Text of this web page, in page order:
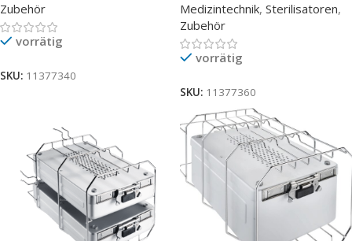
Zubehör
vorrätig
SKU: 11377340
Medizintechnik, Sterilisatoren,
Zubehör
vorrätig
SKU: 11377360